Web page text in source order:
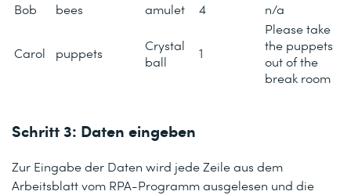
Bob
bees amulet 4 n/a
Carol puppets
Crystal
ball
1
Please take
the puppets
out of the
break room
Schritt 3: Daten eingeben
Zur Eingabe der Daten wird jede Zeile aus dem
Arbeitsblatt vom RPA-Programm ausgelesen und die